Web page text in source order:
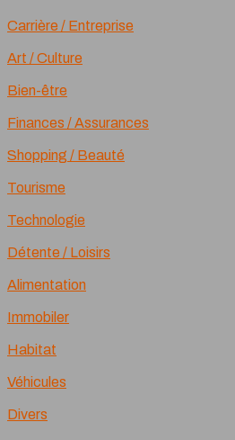
Carrière / Entreprise
Art / Culture
Bien-être
Finances / Assurances
Shopping / Beauté
Tourisme
Technologie
Détente / Loisirs
Alimentation
Immobiler
Habitat
Véhicules
Divers